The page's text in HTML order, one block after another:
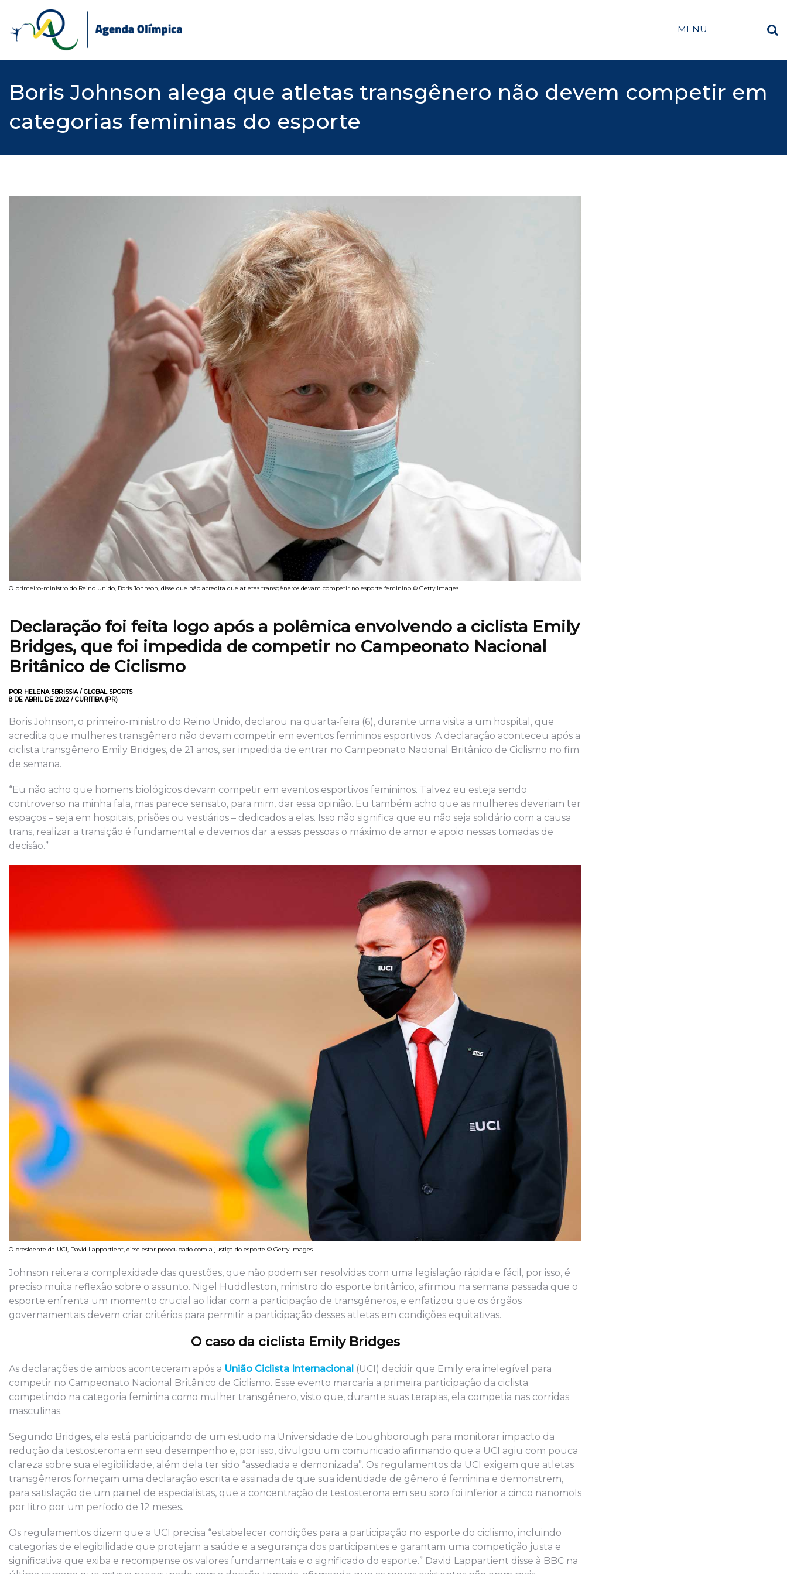
content
MENU
Boris Johnson alega que atletas transgênero não devem competir em
categorias femininas do esporte
O primeiro-ministro do Reino Unido, Boris Johnson, disse que não acredita que atletas transgêneros devam competir no esporte feminino © Getty Images
Declaração foi feita logo após a polêmica envolvendo a ciclista Emily
Bridges, que foi impedida de competir no Campeonato Nacional
Britânico de Ciclismo
POR HELENA SBRISSIA / GLOBAL SPORTS
8 DE ABRIL DE 2022 / CURITIBA (PR)
Boris Johnson, o primeiro-ministro do Reino Unido, declarou na quarta-feira (6), durante uma visita a um hospital, que
acredita que mulheres transgênero não devam competir em eventos femininos esportivos. A declaração aconteceu após a
ciclista transgênero Emily Bridges, de 21 anos, ser impedida de entrar no Campeonato Nacional Britânico de Ciclismo no fim
de semana.
“Eu não acho que homens biológicos devam competir em eventos esportivos femininos. Talvez eu esteja sendo
controverso na minha fala, mas parece sensato, para mim, dar essa opinião. Eu também acho que as mulheres deveriam ter
espaços – seja em hospitais, prisões ou vestiários – dedicados a elas. Isso não significa que eu não seja solidário com a causa
trans, realizar a transição é fundamental e devemos dar a essas pessoas o máximo de amor e apoio nessas tomadas de
decisão.”
O presidente da UCI, David Lappartient, disse estar preocupado com a justiça do esporte © Getty Images
Johnson reitera a complexidade das questões, que não podem ser resolvidas com uma legislação rápida e fácil, por isso, é
preciso muita reflexão sobre o assunto. Nigel Huddleston, ministro do esporte britânico, afirmou na semana passada que o
esporte enfrenta um momento crucial ao lidar com a participação de transgêneros, e enfatizou que os órgãos
governamentais devem criar critérios para permitir a participação desses atletas em condições equitativas.
O caso da ciclista Emily Bridges
As declarações de ambos aconteceram após a União Ciclista Internacional (UCI) decidir que Emily era inelegível para
competir no Campeonato Nacional Britânico de Ciclismo. Esse evento marcaria a primeira participação da ciclista
competindo na categoria feminina como mulher transgênero, visto que, durante suas terapias, ela competia nas corridas
masculinas.
Segundo Bridges, ela está participando de um estudo na Universidade de Loughborough para monitorar impacto da
redução da testosterona em seu desempenho e, por isso, divulgou um comunicado afirmando que a UCI agiu com pouca
clareza sobre sua elegibilidade, além dela ter sido “assediada e demonizada”. Os regulamentos da UCI exigem que atletas
transgêneros forneçam uma declaração escrita e assinada de que sua identidade de gênero é feminina e demonstrem,
para satisfação de um painel de especialistas, que a concentração de testosterona em seu soro foi inferior a cinco nanomols
por litro por um período de 12 meses.
Os regulamentos dizem que a UCI precisa “estabelecer condições para a participação no esporte do ciclismo, incluindo
categorias de elegibilidade que protejam a saúde e a segurança dos participantes e garantam uma competição justa e
significativa que exiba e recompense os valores fundamentais e o significado do esporte.” David Lappartient disse à BBC na